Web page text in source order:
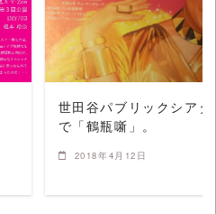
READ MORE
世田谷パブリックシアタ
で「鶴瓶噺」。
2018年4月12日